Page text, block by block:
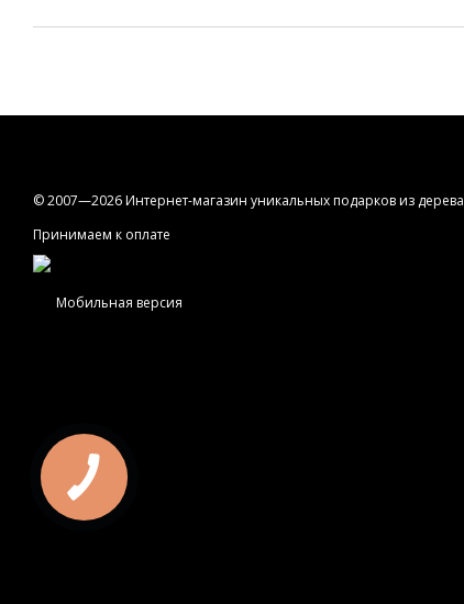
© 2007—2026 Интернет-магазин уникальных подарков из дерева
Принимаем к оплате
Мобильная версия